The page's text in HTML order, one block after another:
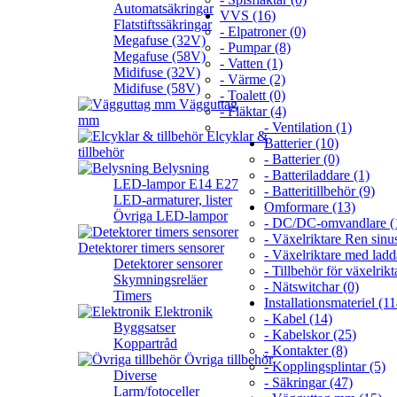
Automatsäkringar
Flatstiftssäkringar
Megafuse (32V)
Megafuse (58V)
Midifuse (32V)
Midifuse (58V)
Vägguttag
mm
Elcyklar &
tillbehör
Belysning
LED-lampor E14 E27
LED-armaturer, lister
Övriga LED-lampor
Detektorer timers sensorer
Detektorer sensorer
Skymningsreläer
Timers
Elektronik
Byggsatser
Koppartråd
Övriga tillbehör
Diverse
Larm/fotoceller
VVS (16)
- Elpatroner (0)
- Pumpar (8)
- Vatten (1)
- Värme (2)
- Toalett (0)
- Fläktar (4)
- Ventilation (1)
Batterier (10)
- Batterier (0)
- Batteriladdare (1)
- Batteritillbehör (9)
Omformare (13)
- DC/DC-omvandlare
- Växelriktare Ren
- Växelriktare med
- Tillbehör för
- Nätswitchar (0)
Installationsmateriel
- Kabel (14)
- Kabelskor (25)
- Kontakter (8)
- Kopplingsplintar (5)
- Säkringar (47)